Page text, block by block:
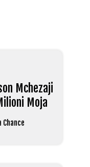
Mchezaji
Moja
Chance